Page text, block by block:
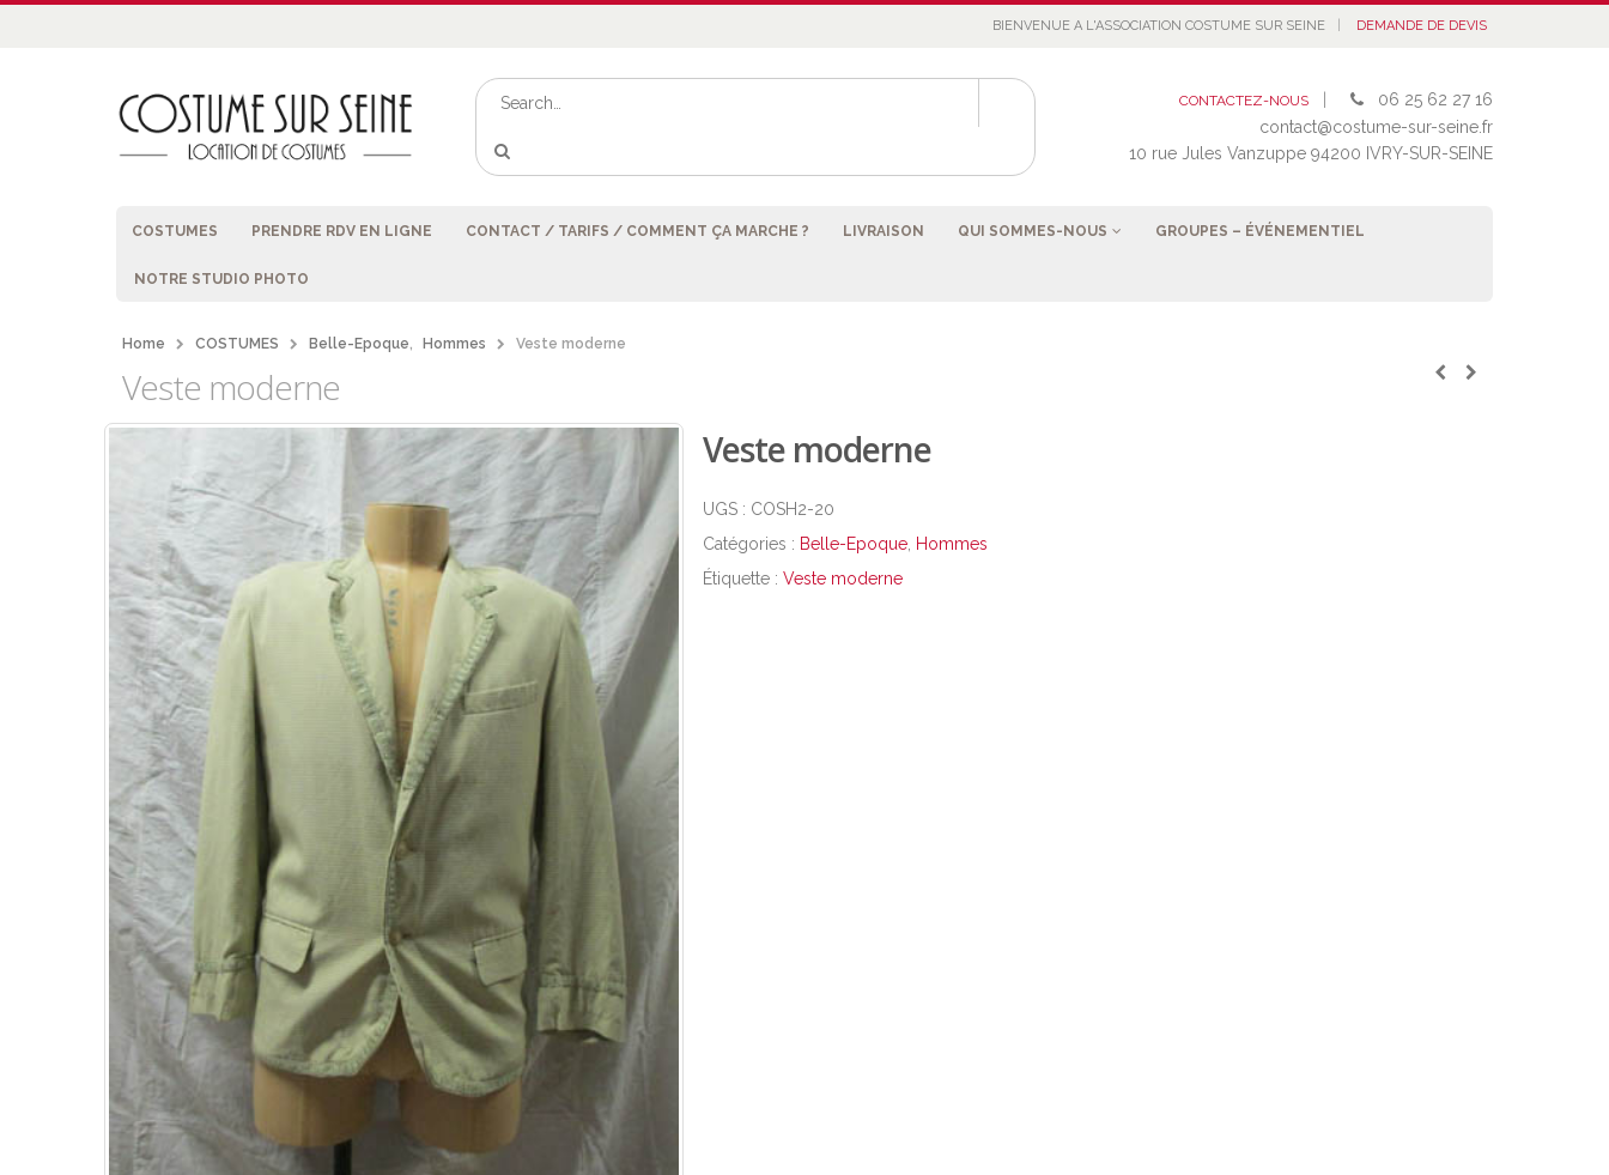
BIENVENUE A L'ASSOCIATION COSTUME SUR SEINE DEMANDE DE DEVIS
CONTACTEZ-NOUS
06 25 62 27 16
contact@costume-sur-seine.fr
10 rue Jules Vanzuppe 94200 IVRY-SUR-SEINE
COSTUMES PRENDRE RDV EN LIGNE CONTACT / TARIFS / COMMENT ÇA MARCHE ? LIVRAISON QUI SOMMES-NOUS GROUPES – ÉVÉNEMENTIEL
NOTRE STUDIO PHOTO
Home COSTUMES Belle-Epoque, Hommes Veste moderne
Veste moderne
Veste moderne
UGS : COSH2-20
Catégories : Belle-Epoque, Hommes
Étiquette : Veste moderne